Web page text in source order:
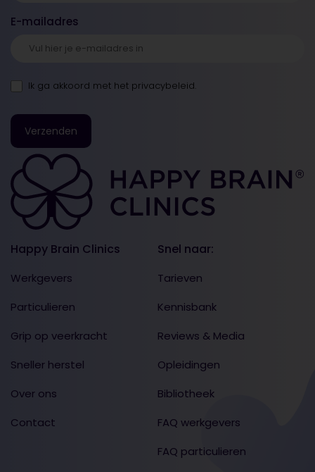
Happy Brain Clinics
Werkgevers
Particulieren
Grip op veerkracht
Sneller herstel
Over ons
Contact
Snel naar:
Tarieven
Kennisbank
Reviews & Media
Opleidingen
Bibliotheek
FAQ werkgevers
FAQ particulieren
E-mailadres
Ik ga akkoord met het privacybeleid.